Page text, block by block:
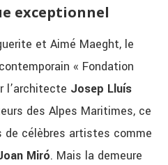
exceptionnel
et Aimé Maeght, le
« Fondation
l’architecte Josep Lluís
des Alpes Maritimes, ce
célèbres artistes comme
Miró. Mais la demeure